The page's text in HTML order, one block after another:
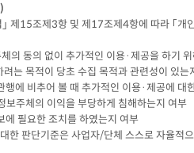
제15조제3항 및 제17조제4항에 따라 ｢개
의 동의 없이 추가적인 이용·제공을 하기
려는 목적이 당초 수집 목적과 관련성이
행에 비추어 볼 때 추가적인 이용·제공에
보주체의 이익을 부당하게 침해하는지
에 필요한 조치를 하였는지 여부
한 판단기준은 사업자/단체 스스로 자율적